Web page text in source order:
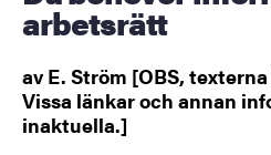
arbetsrätt
av E. Ström [OBS,
Vissa länkar och annan
inaktuella.]